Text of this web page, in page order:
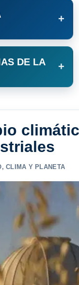
+
DE LA
+
,CLIMA Y PLANETA